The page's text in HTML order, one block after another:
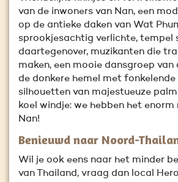
van de inwoners van Nan, een
op de antieke daken van Wat
sprookjesachtig verlichte, tempel
daartegenover, muzikanten die
maken, een mooie dansgroep van
de donkere hemel met fonkelende
silhouetten van majestueuze
koel windje: we hebben het enorm
Nan!
Benieuwd naar Noord-
Wil je ook eens naar het minder
van Thailand, vraag dan local